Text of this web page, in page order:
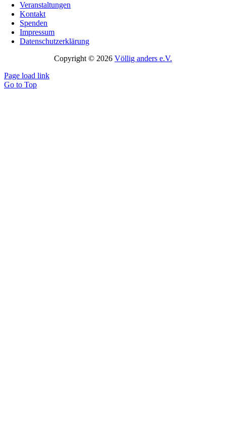
Veranstaltungen
Kontakt
Spenden
Impressum
Datenschutzerklärung
Copyright © 2026 Völlig anders e.V.
Page load link
Go to Top